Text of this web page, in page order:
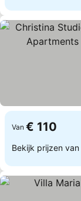
Van € 110
Bekijk prijzen van